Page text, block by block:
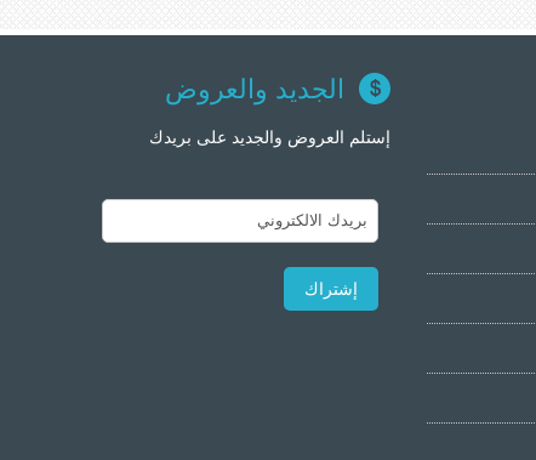
الجديد والعروض
إستلم العروض والجديد على بريدك